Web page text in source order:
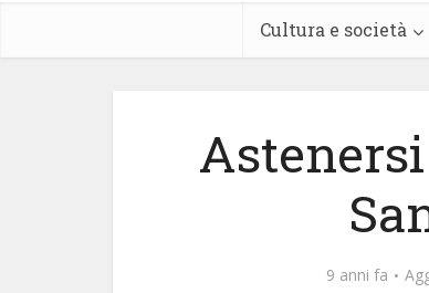
Cultura e società
9 anni fa